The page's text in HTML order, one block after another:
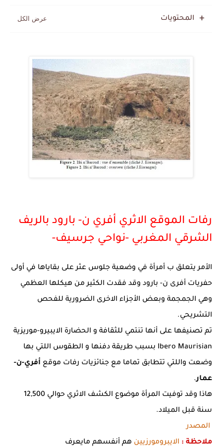
المحتويات
رفات الموقع الاثري أفري ن- بارود بالريف
الشرقي المغربي -نواحي جرسيف-
الأمر يتعلق ب أمرأة في وضعية جلوس عثر على بقاياها في أولى
حفريات أفرى ن- بارود وقد فقدت الكثير من هيكلها العظمي
وهي الجمجمة وبعض الأجزاء الاخرى الضرورية للفحص
التشريحي.
تم تصنيفها على أنها تنتمي للثقافة و الحضارة الايبيرو-موريزية
Ibero Maurisian بسبب طريقة دفنها و الطقوس اللتي بها
وضعت واللتي تتطابق تماما مع جنائزيات رفات موقع أفري-ن-
عمار.
هاذا وقد توفيت المرأة موضوع الكشف الاثري حوالي 12,500
سنة قبل الميلاد.
المصدر
ملاحظة : الايبرومورزيين هم أنفسهم مايعرف